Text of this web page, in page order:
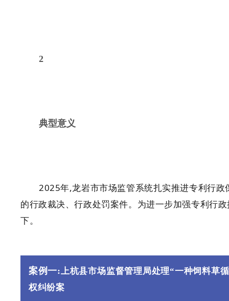
2
典型意义
2025年,龙岩市市场监管系统扎实推进专利行
的行政裁决、行政处罚案件。为进一步加强专利行
下。
案例一:上杭县市场监督管理局处理“一种饲料草
权纠纷案